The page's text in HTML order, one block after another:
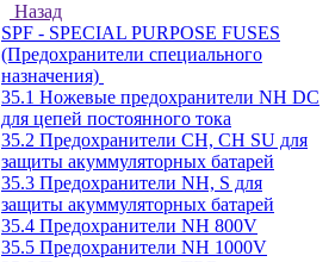
Назад
SPF - SPECIAL PURPOSE FUSES
(Предохранители специального
назначения)
35.1 Ножевые предохранители NH DC
для цепей постоянного тока
35.2 Предохранители CH, CH SU для
защиты акуммуляторных батарей
35.3 Предохранители NH, S для
защиты акуммуляторных батарей
35.4 Предохранители NH 800V
35.5 Предохранители NH 1000V